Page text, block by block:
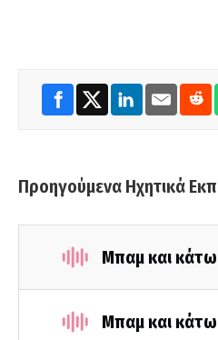
Προηγούμενα Ηχητικά
Μπαμ και
Μπαμ και